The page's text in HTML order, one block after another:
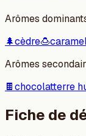
Arômes
🌲cèdre🍮
Arômes
🍫chocolatterre
Fiche de